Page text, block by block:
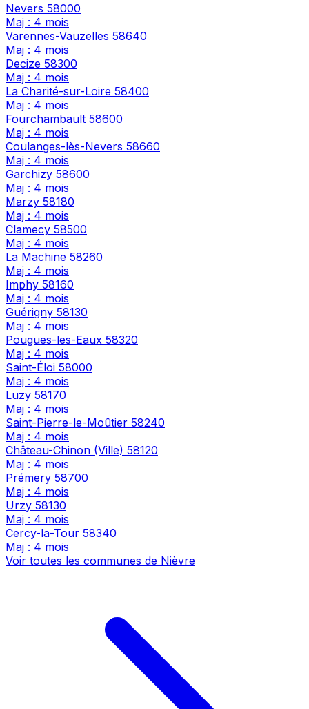
Nevers 58000
Maj : 4 mois
Varennes-Vauzelles 58640
Maj : 4 mois
Decize 58300
Maj : 4 mois
La Charité-sur-Loire 58400
Maj : 4 mois
Fourchambault 58600
Maj : 4 mois
Coulanges-lès-Nevers 58660
Maj : 4 mois
Garchizy 58600
Maj : 4 mois
Marzy 58180
Maj : 4 mois
Clamecy 58500
Maj : 4 mois
La Machine 58260
Maj : 4 mois
Imphy 58160
Maj : 4 mois
Guérigny 58130
Maj : 4 mois
Pougues-les-Eaux 58320
Maj : 4 mois
Saint-Éloi 58000
Maj : 4 mois
Luzy 58170
Maj : 4 mois
Saint-Pierre-le-Moûtier 58240
Maj : 4 mois
Château-Chinon (Ville) 58120
Maj : 4 mois
Prémery 58700
Maj : 4 mois
Urzy 58130
Maj : 4 mois
Cercy-la-Tour 58340
Maj : 4 mois
Voir toutes les communes de Nièvre